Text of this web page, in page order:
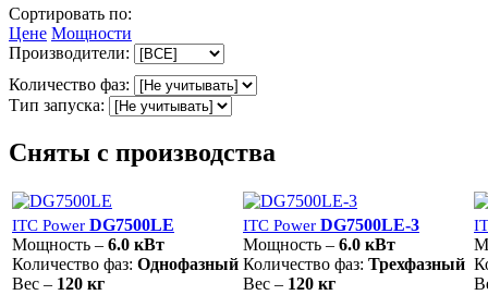
Сортировать по:
Цене Мощности
Производители:
Количество фаз:
Тип запуска:
Сняты с производства
ITC Power DG7500LE
Мощность – 6.0 кВт
Количество фаз: Однофазный
Вес – 120 кг
ITC Power DG7500LE-3
Мощность – 6.0 кВт
Количество фаз: Трехфазный
Вес – 120 кг